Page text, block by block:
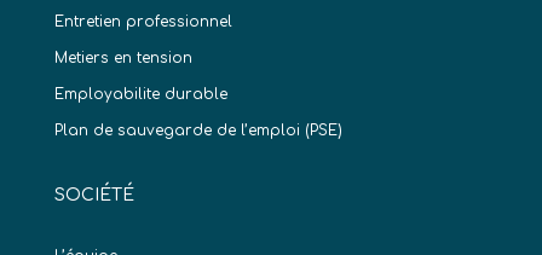
Entretien professionnel
Metiers en tension
Employabilite durable
Plan de sauvegarde de l’emploi (PSE)
SOCIÉTÉ